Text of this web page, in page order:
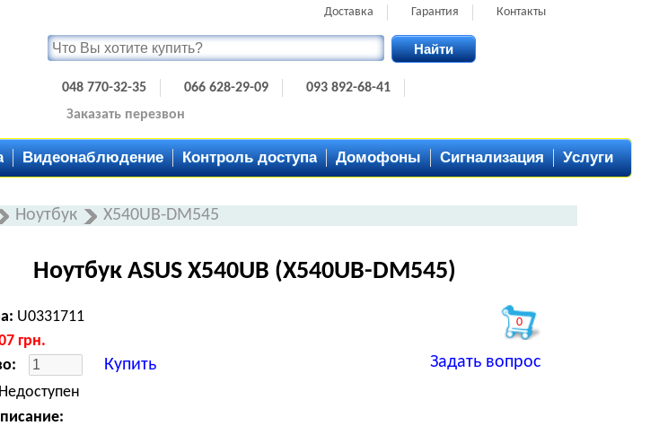
Доставка Гарантия Контакты
Найти
048 770-32-35 066 628-29-09
093 892-68-41
Заказать перезвон
Видеонаблюдение Контроль доступа Домофоны Сигнализация Услуги
Ноутбук X540UB-DM545
Ноутбук ASUS X540UB (X540UB-DM545)
U0331711 0
грн.
Купить Задать вопрос
Недоступен